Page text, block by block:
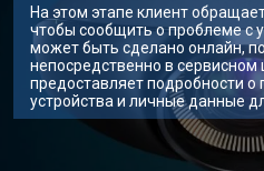
На этом этапе клиент
чтобы сообщить о проблеме с
может быть сделано онлайн,
непосредственно в сервисном
предоставляет подробности
устройства и личные данные